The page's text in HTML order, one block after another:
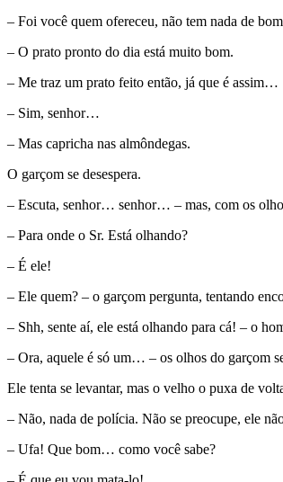
– Foi você quem ofereceu, não tem nada de
– O prato pronto do dia está muito bom.
– Me traz um prato feito então, já que é assim…
– Sim, senhor…
– Mas capricha nas almôndegas.
O garçom se desespera.
– Escuta, senhor… senhor… – mas, com os
– Para onde o Sr. Está olhando?
– É ele!
– Ele quem? – o garçom pergunta, tentando
– Shh, sente aí, ele está olhando para cá! – o
– Ora, aquele é só um… – os olhos do garçom
Ele tenta se levantar, mas o velho o puxa de
– Não, nada de polícia. Não se preocupe, ele
– Ufa! Que bom… como você sabe?